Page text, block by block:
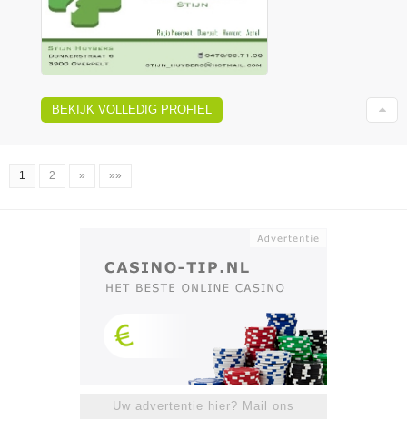
BEKIJK VOLLEDIG PROFIEL
1 2 » »»
Uw advertentie hier? Mail ons